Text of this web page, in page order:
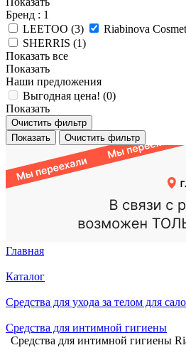
Бренд : 1
LEETOO (3) Riabinova
SHERRIS (1)
Показать все
Показать
Наши предложения
Выгодная цена! (0)
Показать
Очистить фильтр
Показать
Очистить фильтр
Главная
Каталог
Средства для ухода за телом для
Средства для интимной гигиены
Средства для интимной гигиены